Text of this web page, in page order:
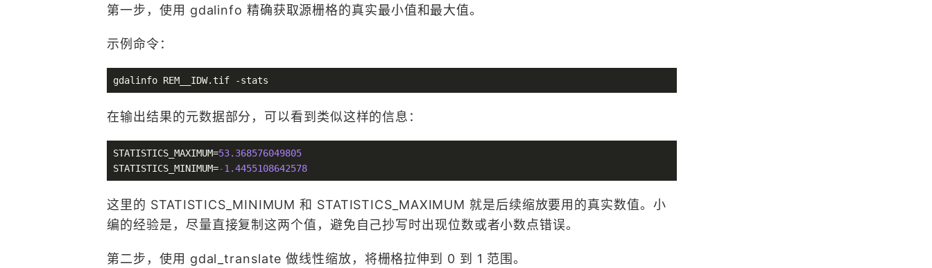
第一步，使用 gdalinfo 精确获取源栅格的真实最小值和最大值。
示例命令：
在输出结果的元数据部分，可以看到类似这样的信息：
STATISTICS_MAXIMUM=53.368576049805
STATISTICS_MINIMUM=-1.4455108642578
这里的 STATISTICS_MINIMUM 和 STATISTICS_MAXIMUM 就是后续缩放要用的真实数值。小
编的经验是，尽量直接复制这两个值，避免自己抄写时出现位数或者小数点错误。
第二步，使用 gdal_translate 做线性缩放，将栅格拉伸到 0 到 1 范围。